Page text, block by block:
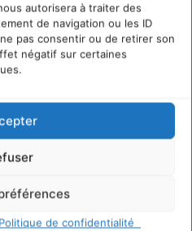
autorisera à traiter des
de navigation ou les ID
pas consentir ou de retirer son
négatif sur certaines
Politique de confidentialité